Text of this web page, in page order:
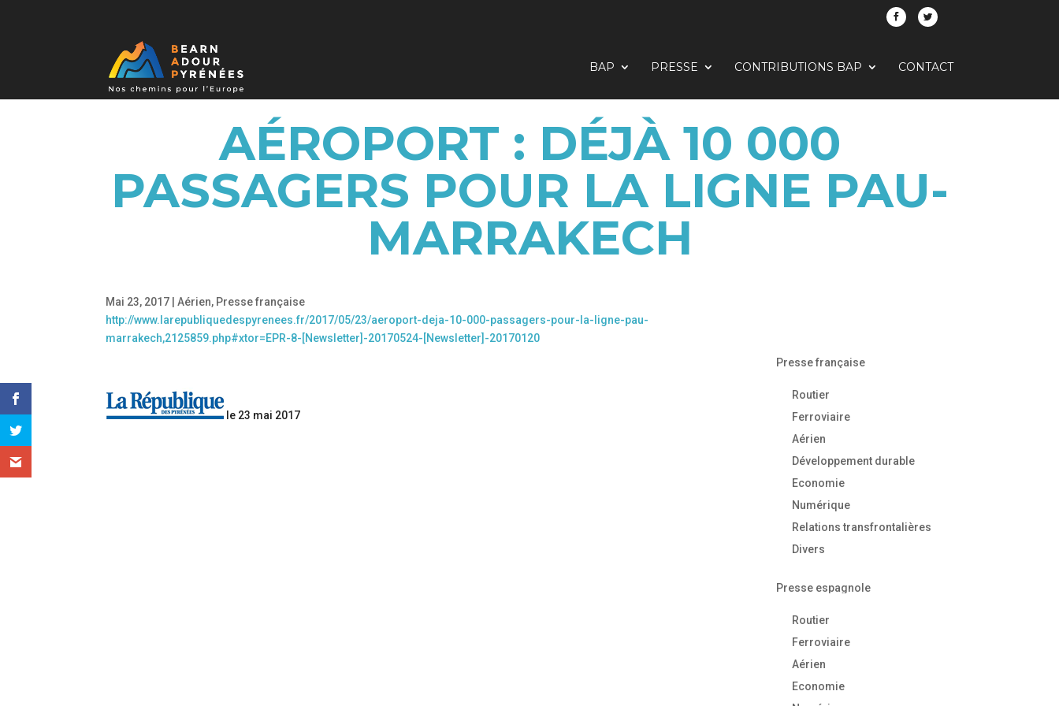
BAP PRESSE CONTRIBUTIONS BAP CONTACT
AÉROPORT : DÉJÀ 10 000
PASSAGERS POUR LA LIGNE PAU-
MARRAKECH
Mai 23, 2017 |Aérien, Presse française
http://www.larepubliquedespyrenees.fr/2017/05/23/aeroport-deja-10-000-passagers-pour-la-ligne-pau-
marrakech,2125859.php#xtor=EPR-8-[Newsletter]-20170524-[Newsletter]-20170120
le 23 mai 2017
Presse française
Routier
Ferroviaire
Aérien
Développement durable
Economie
Numérique
Relations transfrontalières
Divers
Presse espagnole
Routier
Ferroviaire
Aérien
Economie